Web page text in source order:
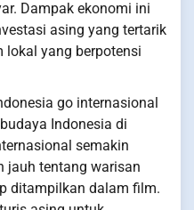
Dampak ekonomi ini
asing yang tertarik
lokal yang berpotensi
go internasional
Indonesia di
semakin
jauh tentang warisan
ditampilkan dalam film.